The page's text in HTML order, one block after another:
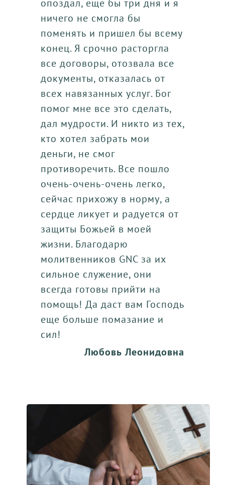
опоздал, еще бы три дня и я
ничего не смогла бы
поменять и пришел бы всему
конец. Я срочно расторгла
все договоры, отозвала все
документы, отказалась от
всех навязанных услуг. Бог
помог мне все это сделать,
дал мудрости. И никто из тех,
кто хотел забрать мои
деньги, не смог
противоречить. Все пошло
очень-очень-очень легко,
сейчас прихожу в норму, а
сердце ликует и радуется от
защиты Божьей в моей
жизни. Благодарю
молитвенников GNC за их
сильное служение, они
всегда готовы прийти на
помощь! Да даст вам Господь
еще больше помазание и
сил!
Любовь Леонидовна